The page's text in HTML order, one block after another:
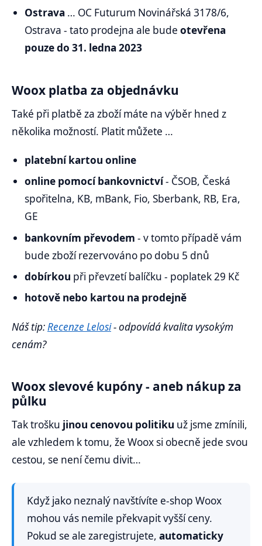
Ostrava … OC Futurum Novinářská 3178/6,
Ostrava - tato prodejna ale budeotevřena
pouze do 31. ledna 2023
Woox platba za objednávku
Také při platbě za zboží máte na výběr hned z
několika možností. Platit můžete …
platební kartou online
online pomocí bankovnictví- ČSOB, Česká
spořitelna, KB, mBank, Fio, Sberbank, RB, Era,
GE
bankovním převodem - v tomto případě vám
bude zboží rezervováno po dobu 5 dnů
dobírkou při převzetí balíčku - poplatek 29 Kč
hotově nebo kartou na prodejně
Náš tip: Recenze Lelosi- odpovídá kvalita vysokým
cenám?
Woox slevové kupóny - aneb nákup za
půlku
Tak trošku jinou cenovou politiku už jsme zmínili,
ale vzhledem k tomu, že Woox si obecně jede svou
cestou, se není čemu divit…
Když jako neznalý navštívíte e-shop Woox
mohou vás nemile překvapit vyšší ceny.
Pokud se ale zaregistrujete,automaticky